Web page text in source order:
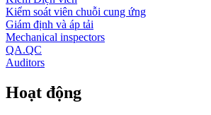
Kiểm soát viên chuỗi cung ứng
Giám định và áp tải
Mechanical inspectors
QA.QC
Auditors
Hoạt động